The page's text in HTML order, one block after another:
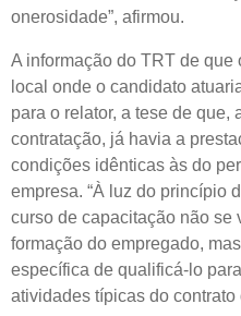
onerosidade”, afirmou.
A informação do TRT de que
local onde o candidato
para o relator, a tese de que,
contratação, já havia a
condições idênticas às do
empresa. “À luz do princípio
curso de capacitação não se
formação do empregado,
específica de qualificá-lo
atividades típicas do contrato